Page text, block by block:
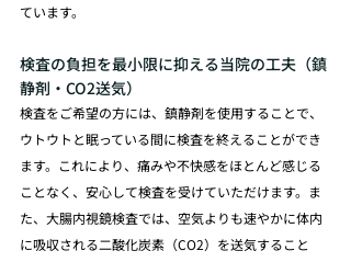
ています。
検査の負担を最小限に抑える当院の工夫（鎮
静剤・CO2送気）
検査をご希望の方には、鎮静剤を使用することで、
ウトウトと眠っている間に検査を終えることができ
ます。これにより、痛みや不快感をほとんど感じる
ことなく、安心して検査を受けていただけます。ま
た、大腸内視鏡検査では、空気よりも速やかに体内
に吸収される二酸化炭素（CO2）を送気すること